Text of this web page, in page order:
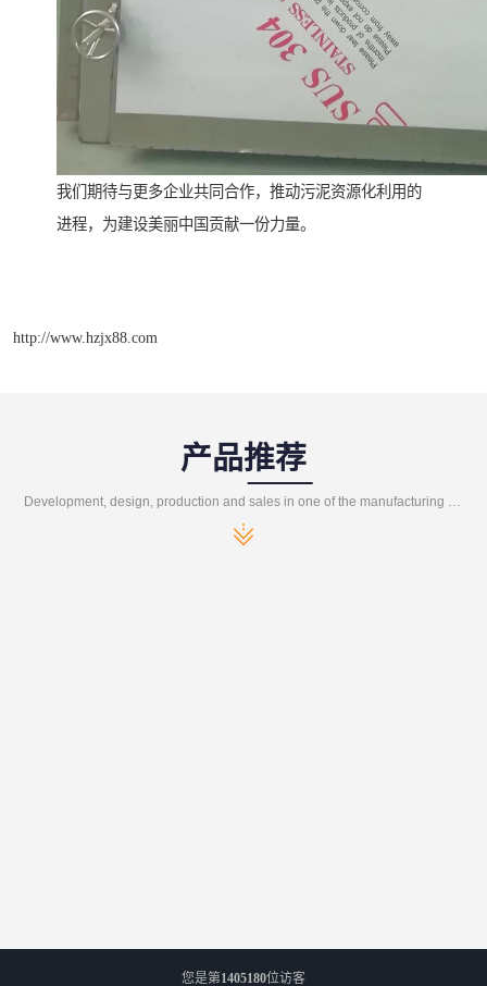
我们期待与更多企业共同合作，推动污泥资源化利用的
进程，为建设美丽中国贡献一份力量。
http://www.hzjx88.com
产品推荐
Development, design, production and sales in one of the manufacturing enterprises
您是第1405180位访客